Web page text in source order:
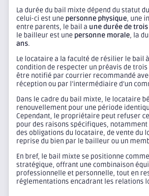
La durée du bail mixte dépend du statut
celui-ci est une personne physique, une
entre parents, le bail a une durée de
le bailleur est une personne morale, la
ans.
Le locataire a la faculté de résilier le bail
condition de respecter un préavis de trois
être notifié par courrier recommandé
réception ou par l’intermédiaire d’un
Dans le cadre du bail mixte, le locataire
renouvellement pour une période
Cependant, le propriétaire peut refuser
pour des raisons spécifiques, notamment
des obligations du locataire, de vente du
reprise du bien par le bailleur ou un
En bref, le bail mixte se positionne
stratégique, offrant une combinaison
professionnelle et personnelle, tout en
réglementations encadrant les relations